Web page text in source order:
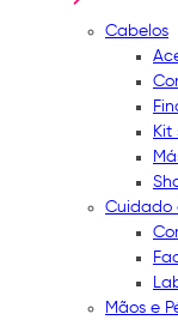
Cabelos
Cuidado
Mãos e